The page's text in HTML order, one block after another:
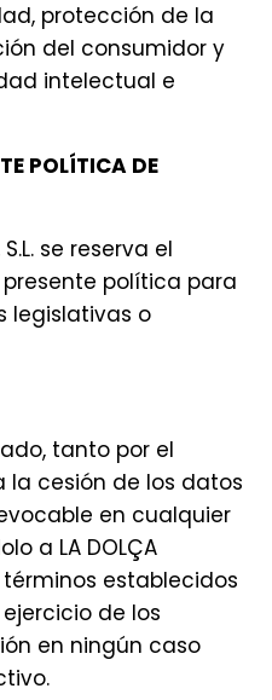
protección de la
del consumidor y
intelectual e
POLÍTICA DE
S.L. se reserva el
política para
legislativas o
tanto por el
cesión de los datos
en cualquier
a LA DOLÇA
términos establecidos
de los
en ningún caso